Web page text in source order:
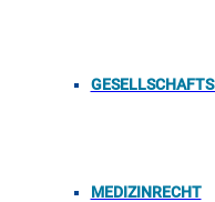
MEDIZINRECHT